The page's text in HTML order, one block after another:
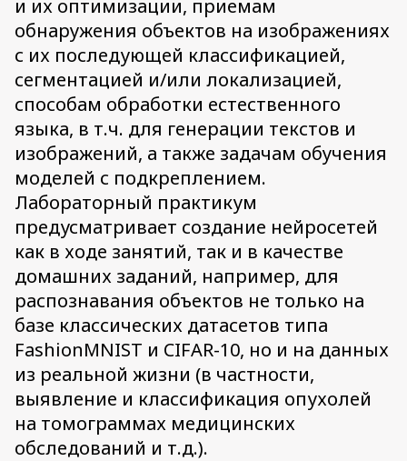
и их оптимизации, приемам
обнаружения объектов на изображениях
с их последующей классификацией,
сегментацией и/или локализацией,
способам обработки естественного
языка, в т.ч. для генерации текстов и
изображений, а также задачам обучения
моделей с подкреплением.
Лабораторный практикум
предусматривает создание нейросетей
как в ходе занятий, так и в качестве
домашних заданий, например, для
распознавания объектов не только на
базе классических датасетов типа
FashionMNIST и CIFAR-10, но и на данных
из реальной жизни (в частности,
выявление и классификация опухолей
на томограммах медицинских
обследований и т.д.).